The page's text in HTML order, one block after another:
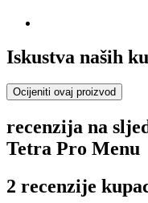
Iskustva naših
Ocijeniti ovaj proizvod
recenzija na
Tetra Pro Menu
2 recenzije